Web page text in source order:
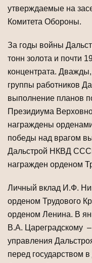
утверждаемые на
Комитета Обороны.
За годы войны
тонн золота и почти
концентрата.
группы работников
выполнение планов
Президиума
награждены
победы над врагом
Дальстрой НКВД
награжден орденом
Личный вклад И.Ф.
орденом Трудового
орденом Ленина. В
В.А. Цареградскому –
управления
перед государством